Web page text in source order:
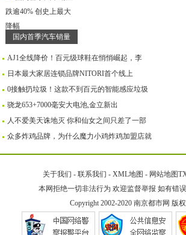
国内首季汽车销量
AJ1全线降价！百元级球鞋在悄悄崛起，李
日本最大家居连锁品牌NITORI首个线上
0接触扔垃圾！这款不到百元的智能感应垃圾
骁龙653+7000毫安大电池,金立新出
人不爱美天诛地灭 你和仙女之间只差了一部
众多炸鸡品牌，为什么魔力小鸡炸鸡加盟店就
关于我们 - 联系我们 - XML地图 - 网站地图
本网拒绝一切非法行为 欢迎监督举报 如有错
Copyright 2002-2020 南京都市网 版